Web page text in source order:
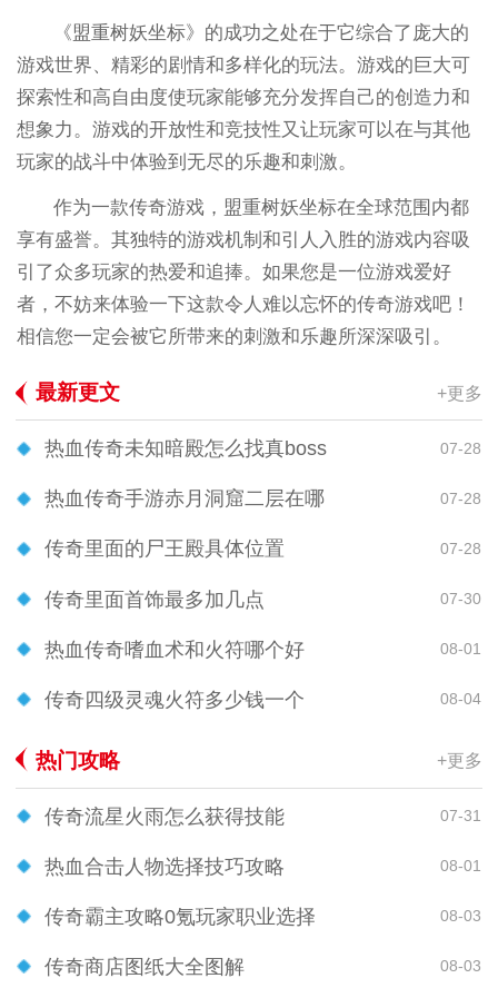
《盟重树妖坐标》的成功之处在于它综合了庞大的
游戏世界、精彩的剧情和多样化的玩法。游戏的巨大可
探索性和高自由度使玩家能够充分发挥自己的创造力和
想象力。游戏的开放性和竞技性又让玩家可以在与其他
玩家的战斗中体验到无尽的乐趣和刺激。
作为一款传奇游戏，盟重树妖坐标在全球范围内都
享有盛誉。其独特的游戏机制和引人入胜的游戏内容吸
引了众多玩家的热爱和追捧。如果您是一位游戏爱好
者，不妨来体验一下这款令人难以忘怀的传奇游戏吧！
相信您一定会被它所带来的刺激和乐趣所深深吸引。
最新更文 +更多
热血传奇未知暗殿怎么找真boss 07-28
热血传奇手游赤月洞窟二层在哪 07-28
传奇里面的尸王殿具体位置 07-28
传奇里面首饰最多加几点 07-30
热血传奇嗜血术和火符哪个好 08-01
传奇四级灵魂火符多少钱一个 08-04
热门攻略 +更多
传奇流星火雨怎么获得技能 07-31
热血合击人物选择技巧攻略 08-01
传奇霸主攻略0氪玩家职业选择 08-03
传奇商店图纸大全图解 08-03